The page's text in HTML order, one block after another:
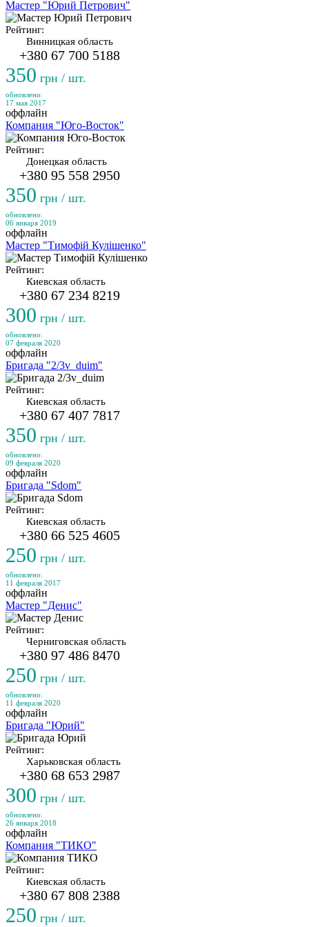
Мастер "Юрий Петрович"
Рейтинг:
Винницкая область
+380 67 700 5188
350 грн / шт.
обновлено:
17 мая 2017
оффлайн
Компания "Юго-Восток"
Рейтинг:
Донецкая область
+380 95 558 2950
350 грн / шт.
обновлено:
06 января 2019
оффлайн
Мастер "Тимофій Кулішенко"
Рейтинг:
Киевская область
+380 67 234 8219
300 грн / шт.
обновлено:
07 февраля 2020
оффлайн
Бригада "2/3v_duim"
Рейтинг:
Киевская область
+380 67 407 7817
350 грн / шт.
обновлено:
09 февраля 2020
оффлайн
Бригада "Sdom"
Рейтинг:
Киевская область
+380 66 525 4605
250 грн / шт.
обновлено:
11 февраля 2017
оффлайн
Мастер "Денис"
Рейтинг:
Черниговская область
+380 97 486 8470
250 грн / шт.
обновлено:
11 февраля 2020
оффлайн
Бригада "Юрий"
Рейтинг:
Харьковская область
+380 68 653 2987
300 грн / шт.
обновлено:
26 января 2018
оффлайн
Компания "ТИКО"
Рейтинг:
Киевская область
+380 67 808 2388
250 грн / шт.